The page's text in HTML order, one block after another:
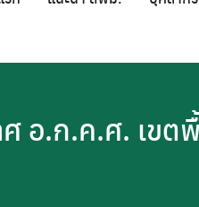
ศ อ.ก.ค.ศ. เข